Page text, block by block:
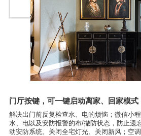
门厅按键，可一键启动离家、回家模式
解决出门前反复检查水、电的烦恼；微信小
水、电以及安防报警的布/撤防状态，防止遗
动安防系统。关闭全宅灯光、关闭新风；空